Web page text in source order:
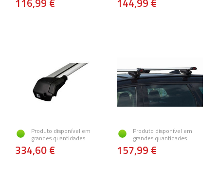
Produto disponível em
grandes quantidades
334,60 €
Produto disponível em
grandes quantidades
157,99 €